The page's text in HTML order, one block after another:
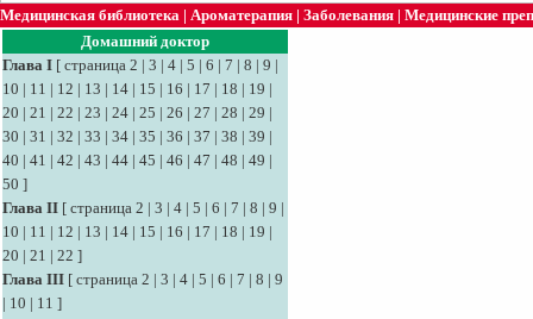
Медицинская библиотека | Ароматерапия | Заболевания | Медицинские
Домашний доктор
Глава I [ страница 2 | 3 | 4 | 5 | 6 | 7 | 8 | 9 |
10 | 11 | 12 | 13 | 14 | 15 | 16 | 17 | 18 | 19 |
20 | 21 | 22 | 23 | 24 | 25 | 26 | 27 | 28 | 29 |
30 | 31 | 32 | 33 | 34 | 35 | 36 | 37 | 38 | 39 |
40 | 41 | 42 | 43 | 44 | 45 | 46 | 47 | 48 | 49 |
50 ]
Глава II [ страница 2 | 3 | 4 | 5 | 6 | 7 | 8 | 9 |
10 | 11 | 12 | 13 | 14 | 15 | 16 | 17 | 18 | 19 |
20 | 21 | 22 ]
Глава III [ страница 2 | 3 | 4 | 5 | 6 | 7 | 8 | 9
| 10 | 11 ]